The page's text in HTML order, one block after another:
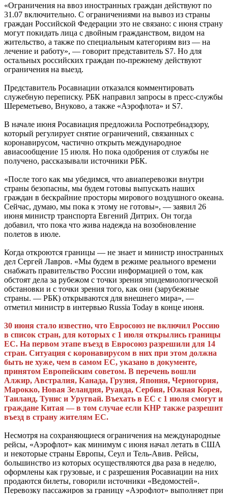
«Ограничения на ввоз иностранных граждан действуют по
31.07 включительно. С ограничениями на вывоз из страны
граждан Российской Федерации это не связано: с июня страну
могут покидать лица с двойным гражданством, видом на
жительство, а также по специальным категориям виз — на
лечение и работу», — говорит представитель S7. Но для
остальных российских граждан по-прежнему действуют
ограничения на выезд.
Представитель Росавиации отказался комментировать
служебную переписку. РБК направил запросы в пресс-службы
Шереметьево, Внуково, а также «Аэрофлота» и S7.
В начале июня Росавиация предложила Роспотребнадзору,
который регулирует снятие ограничений, связанных с
коронавирусом, частично открыть международное
авиасообщение 15 июля. Но пока одобрения от службы не
получено, рассказывали источники РБК.
«После того как мы убедимся, что авиаперевозки внутри
страны безопасны, мы будем готовы выпускать наших
граждан в бескрайние просторы мирового воздушного океана.
Сейчас, думаю, мы пока к этому не готовы», — заявил 26
июня министр транспорта Евгений Дитрих. Он тогда
добавил, что пока что жива надежда на возобновление
полетов в июле.
Когда откроются границы — не знает и министр иностранных
дел Сергей Лавров. «Мы будем в режиме реального времени
снабжать правительство России информацией о том, как
обстоят дела за рубежом с точки зрения эпидемиологической
обстановки и с точки зрения того, как они (зарубежные
страны. — РБК) открываются для внешнего мира», —
отметил министр в интервью Russia Today в конце июня.
30 июня стало известно, что Евросоюз не включил Россию
в список стран, для которых с 1 июля открылись границы
ЕС. На первом этапе въезд в Евросоюз разрешили для 14
стран. Ситуация с коронавирусом в них при этом должна
быть не хуже, чем в самом ЕС, указано в документе,
принятом Европейским советом. В перечень вошли
Алжир, Австралия, Канада, Грузия, Япония, Черногория,
Марокко, Новая Зеландия, Руанда, Сербия, Южная Корея,
Таиланд, Тунис и Уругвай. Въехать в ЕС с 1 июля смогут и
граждане Китая — в том случае если КНР также разрешит
въезд в страну жителям ЕС.
Несмотря на сохраняющиеся ограничения на международные
рейсы, «Аэрофлот» как минимум с июня начал летать в США
и некоторые страны Европы, Сеул и Тель-Авив. Рейсы,
большинство из которых осуществляются два раза в неделю,
оформлены как грузовые, и с разрешения Росавиации на них
продаются билеты, говорили источники «Ведомостей».
Перевозку пассажиров за границу «Аэрофлот» выполняет при